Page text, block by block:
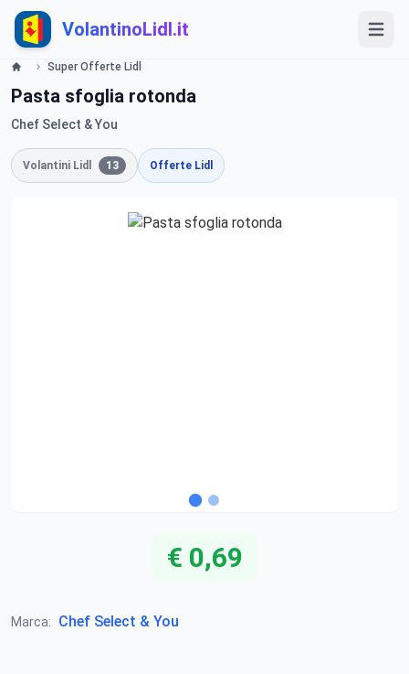
VolantinoLidl.it
Super Offerte Lidl
Pasta sfoglia rotonda
Chef Select & You
Volantini Lidl 13 Offerte Lidl
€ 0,69
Marca: Chef Select & You